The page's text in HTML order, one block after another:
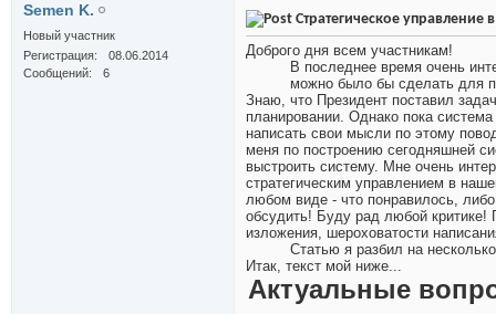
Semen K.
Новый участник
Регистрация
08.06.2014
Сообщений
6
Стратегическое управление
Доброго дня всем участникам!
В последнее время очень
можно было бы сделать для
Знаю, что Президент поставил
планировании. Однако пока
написать свои мысли по этому
меня по построению сегодняшней
выстроить систему. Мне очень
стратегическим управлением в
любом виде - что понравилось,
обсудить! Буду рад любой критике!
изложения, шероховатости
Статью я разбил на
Итак, текст мой ниже...
Актуальные